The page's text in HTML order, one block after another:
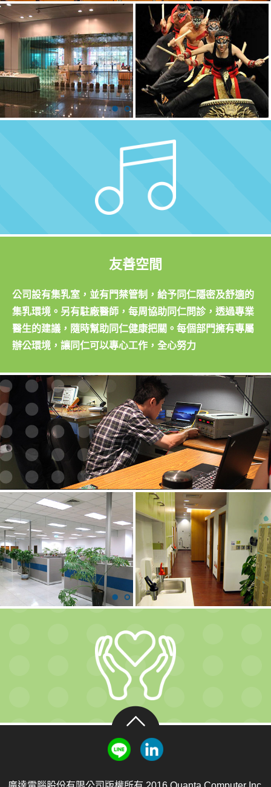
友善空間
公司設有集乳室，並有門禁管制，給予同仁隱密及舒適的
集乳環境。另有駐廠醫師，每周協助同仁問診，透過專業
醫生的建議，隨時幫助同仁健康把關。每個部門擁有專屬
辦公環境，讓同仁可以專心工作，全心努力